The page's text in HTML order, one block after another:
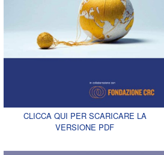
CLICCA QUI PER SCARICARE LA
VERSIONE PDF